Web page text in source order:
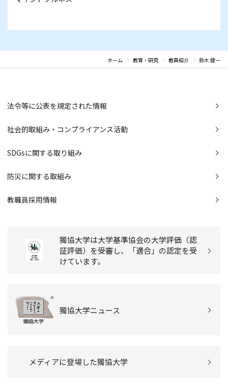
ホーム 教育・研究 教員紹介 鈴木 健一
法令等に公表を規定された情報
社会的取組み・コンプライアンス活動
SDGsに関する取り組み
防災に関する取組み
教職員採用情報
獨協大学は大学基準協会の大学評価（認
証評価）を受審し、「適合」の認定を受
けています。
獨協大学ニュース
メディアに登場した獨協大学